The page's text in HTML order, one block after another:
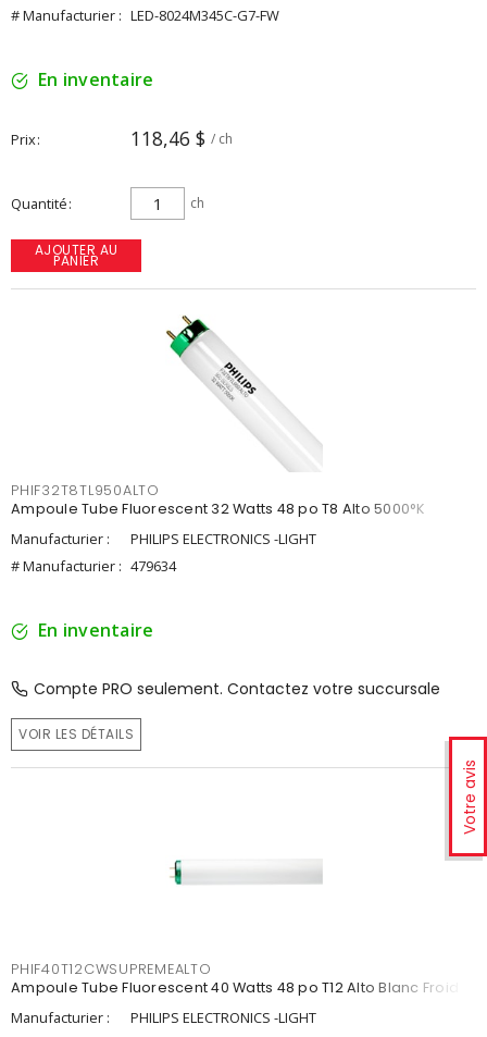
Votre avis
# Manufacturier : LED-8024M345C-G7-FW
En inventaire
Prix 118,46 $ / ch
Quantité ch
AJOUTER AU
PANIER
PHIF32T8TL950ALTO
Ampoule Tube Fluorescent 32 Watts 48 po T8 Alto 5000°K
Manufacturier :
PHILIPS ELECTRONICS -LIGHT
# Manufacturier : 479634
En inventaire
Compte PRO seulement. Contactez votre succursale
VOIR LES DÉTAILS
PHIF40T12CWSUPREMEALTO
Ampoule Tube Fluorescent 40 Watts 48 po T12 Alto Blanc Froid
Manufacturier :
PHILIPS ELECTRONICS -LIGHT